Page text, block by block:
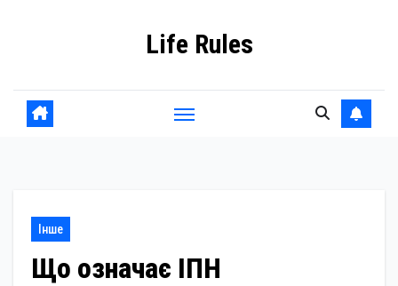
Life Rules
Інше
Що означає ІПН